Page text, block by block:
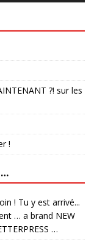
?! sur les
!
…
! Tu y est arrivé...
… a brand NEW
…